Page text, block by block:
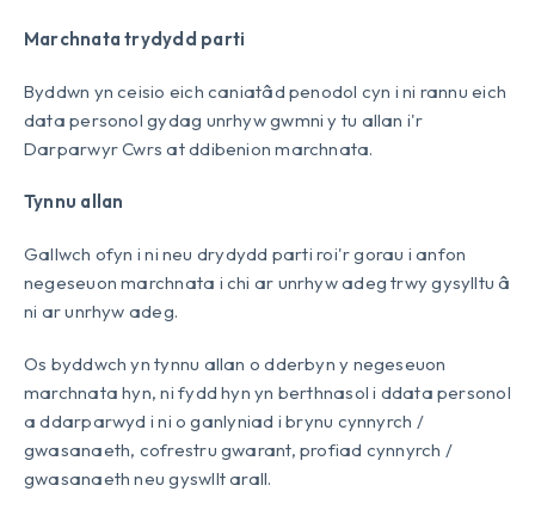
Marchnata trydydd parti
Byddwn yn ceisio eich caniatâd penodol cyn i ni rannu eich
data personol gydag unrhyw gwmni y tu allan i'r
Darparwyr Cwrs at ddibenion marchnata.
Tynnu allan
Gallwch ofyn i ni neu drydydd parti roi'r gorau i anfon
negeseuon marchnata i chi ar unrhyw adeg trwy gysylltu â
ni ar unrhyw adeg.
Os byddwch yn tynnu allan o dderbyn y negeseuon
marchnata hyn, ni fydd hyn yn berthnasol i ddata personol
a ddarparwyd i ni o ganlyniad i brynu cynnyrch /
gwasanaeth, cofrestru gwarant, profiad cynnyrch /
gwasanaeth neu gyswllt arall.